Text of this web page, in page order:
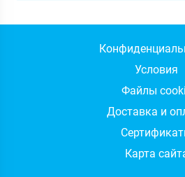
Условия
Файлы
Доставка и
Карта